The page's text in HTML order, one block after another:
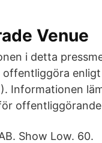
Venue
i detta
offentliggöra
Informationen
Show Low. 60.